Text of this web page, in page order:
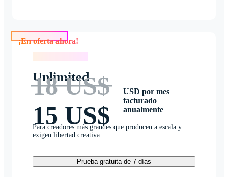
Unlimited
18 US$
15 US$
USD por mes
facturado
anualmente
Para creadores más grandes que producen a escala y
exigen libertad creativa
Prueba gratuita de 7 días